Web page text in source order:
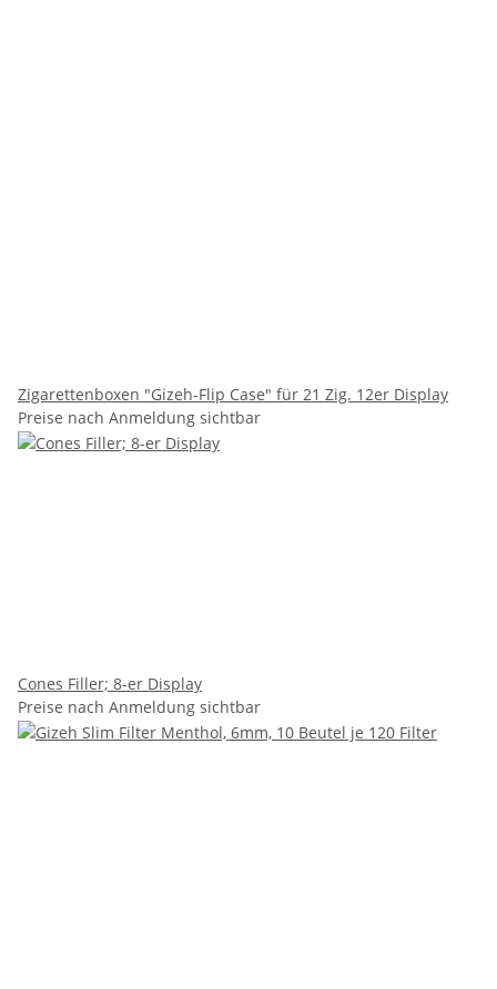
Zigarettenboxen "Gizeh-Flip Case" für 21 Zig. 12er Display
Preise nach Anmeldung sichtbar
Cones Filler; 8-er Display
Preise nach Anmeldung sichtbar